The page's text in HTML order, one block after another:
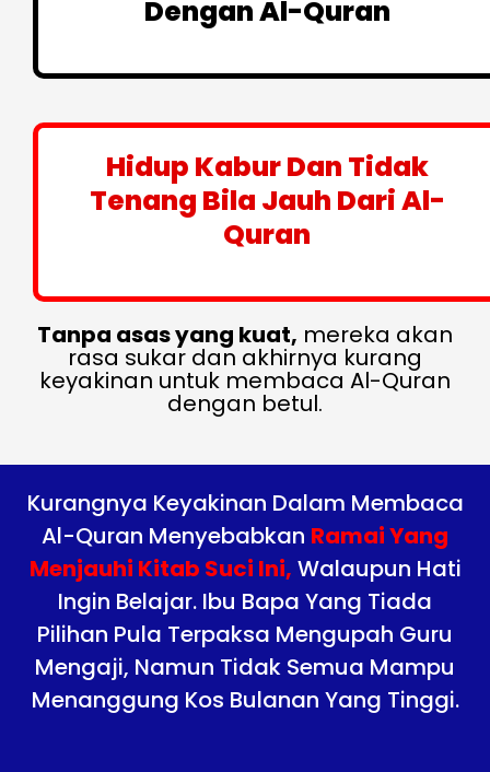
Dengan Al-Quran
Hidup Kabur Dan Tidak
Tenang Bila Jauh Dari Al-
Quran
Tanpa asas yang kuat, mereka akan
rasa sukar dan akhirnya kurang
keyakinan untuk membaca Al-Quran
dengan betul.
Kurangnya Keyakinan Dalam Membaca
Al-Quran Menyebabkan Ramai Yang
Menjauhi Kitab Suci Ini, Walaupun Hati
Ingin Belajar. Ibu Bapa Yang Tiada
Pilihan Pula Terpaksa Mengupah Guru
Mengaji, Namun Tidak Semua Mampu
Menanggung Kos Bulanan Yang Tinggi.